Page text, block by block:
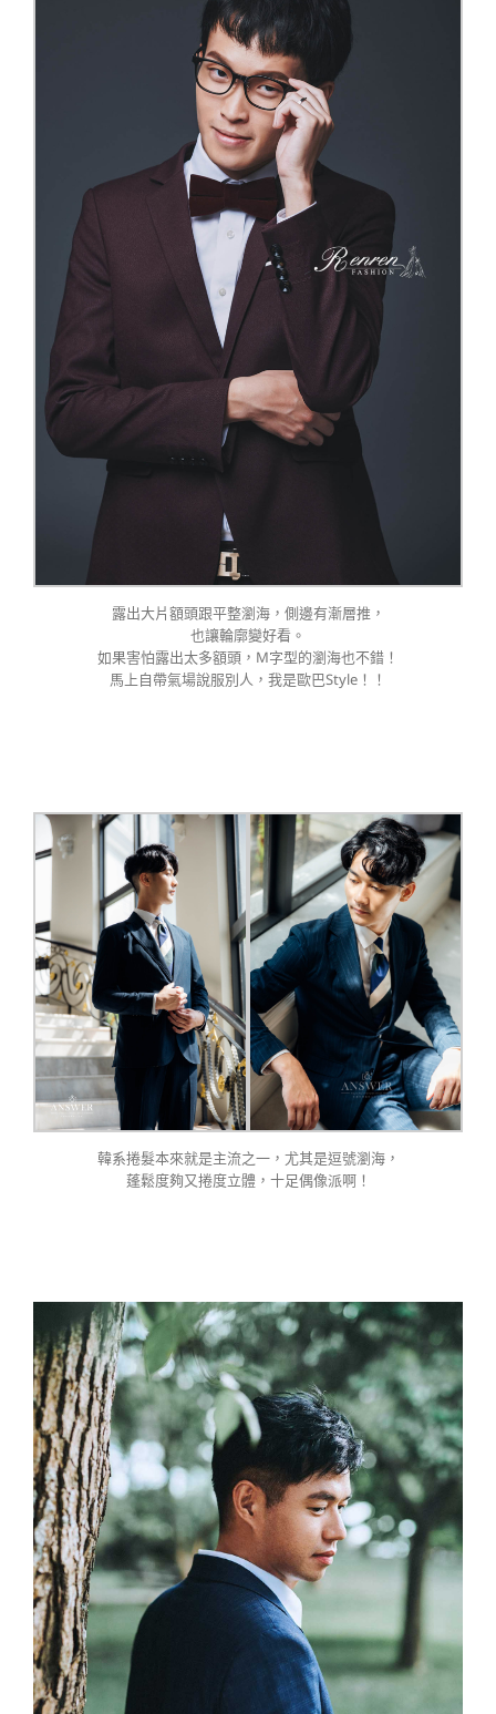
露出大片額頭跟平整瀏海，側邊有漸層推，
也讓輪廓變好看。
如果害怕露出太多額頭，M字型的瀏海也不錯！
馬上自帶氣場說服別人，我是歐巴Style！！
韓系捲髮本來就是主流之一，尤其是逗號瀏海，
蓬鬆度夠又捲度立體，十足偶像派啊！